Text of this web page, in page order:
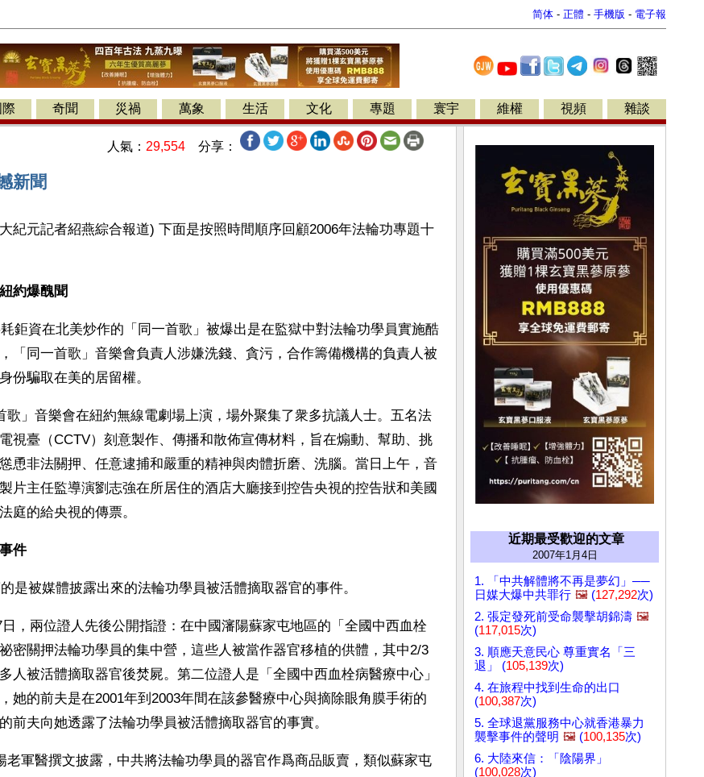
简体 - 正體 - 手機版 - 電子報
際 奇聞 災禍 萬象 生活 文化 專題 寰宇 維權 視頻 雜談
人氣： 29,554 分享：
新聞
大紀元記者紹燕綜合報道) 下面是按照時間順序回顧2006年法輪功專題十
約爆醜聞
鉅資在北美炒作的「同一首歌」被爆出是在監獄中對法輪功學員實施酷
「同一首歌」音樂會負責人涉嫌洗錢、貪污，合作籌備機構的負責人被
份騙取在美的居留權。
歌」音樂會在紐約無線電劇場上演，場外聚集了衆多抗議人士。五名法
視臺（CCTV）刻意製作、傳播和散佈宣傳材料，旨在煽動、幫助、挑
恿非法關押、任意逮捕和嚴重的精神與肉體折磨、洗腦。當日上午，音
片主任監導演劉志強在所居住的酒店大廳接到控告央視的控告狀和美國
庭的給央視的傳票。
件
是被媒體披露出來的法輪功學員被活體摘取器官的事件。
，兩位證人先後公開指證：在中國瀋陽蘇家屯地區的「全國中西血栓
密關押法輪功學員的集中營，這些人被當作器官移植的供體，其中2/3
人被活體摘取器官後焚屍。第二位證人是「全國中西血栓病醫療中心」
她的前夫是在2001年到2003年間在該參醫療中心與摘除眼角膜手術的
前夫向她透露了法輪功學員被活體摘取器官的事實。
老軍醫撰文披露，中共將法輪功學員的器官作爲商品販賣，類似蘇家屯
近期最受歡迎的文章
2007年1月4日
1. 「中共解體將不再是夢幻」──
日媒大爆中共罪行 🖼️ (127,292次)
2. 張定發死前受命襲擊胡錦濤 🖼️
(117,015次)
3. 順應天意民心 尊重實名「三
退」 (105,139次)
4. 在旅程中找到生命的出口
(100,387次)
5. 全球退黨服務中心就香港暴力
襲擊事件的聲明 🖼️ (100,135次)
6. 大陸來信：「陰陽界」
(100,028次)